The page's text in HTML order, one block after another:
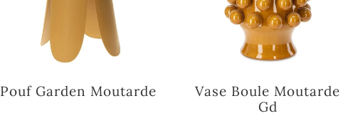
Pouf Garden Moutarde
Vase Boule Moutarde
Gd